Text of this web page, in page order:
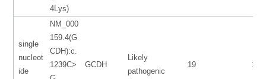
4Lys)
single
nucleot
ide
NM_000
159.4(G
CDH):c.
1239C>
GCDH
Likely
pathogenic
19